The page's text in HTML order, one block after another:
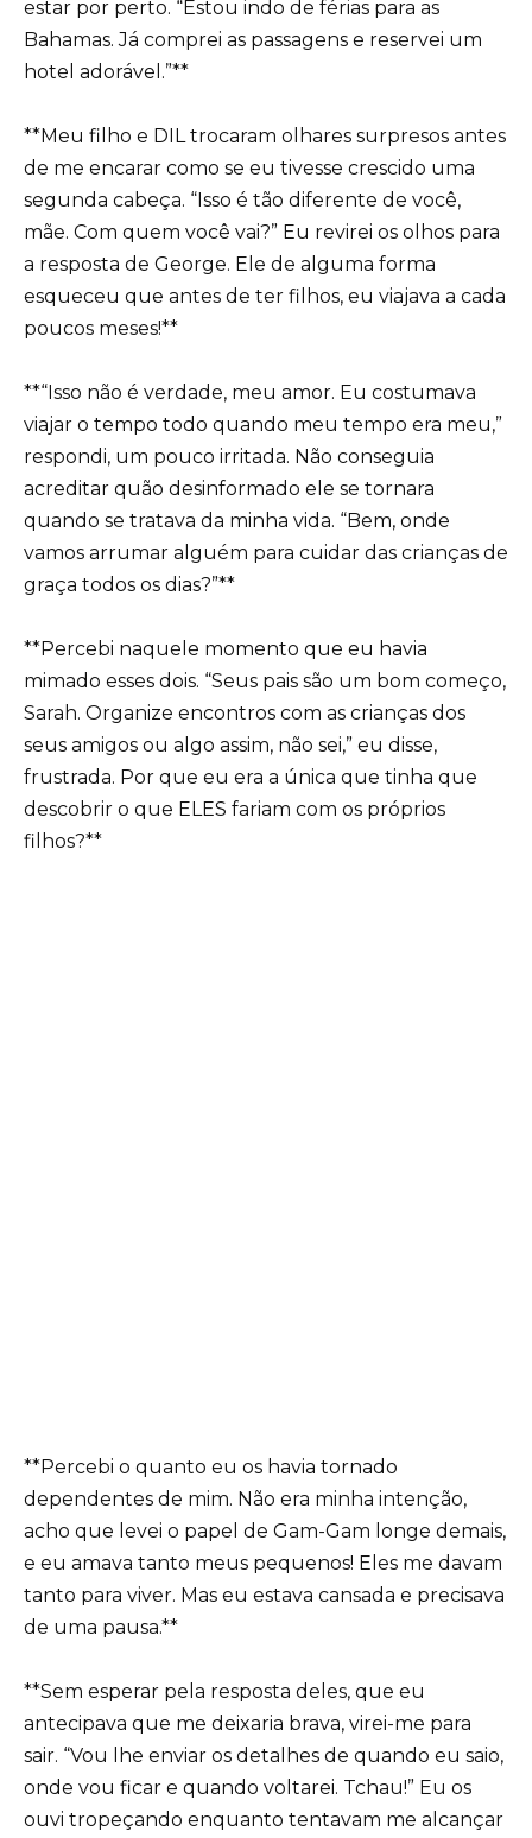
estar por perto. “Estou indo de férias para as
Bahamas. Já comprei as passagens e reservei um
hotel adorável.”**
**Meu filho e DIL trocaram olhares surpresos antes
de me encarar como se eu tivesse crescido uma
segunda cabeça. “Isso é tão diferente de você,
mãe. Com quem você vai?” Eu revirei os olhos para
a resposta de George. Ele de alguma forma
esqueceu que antes de ter filhos, eu viajava a cada
poucos meses!**
**“Isso não é verdade, meu amor. Eu costumava
viajar o tempo todo quando meu tempo era meu,”
respondi, um pouco irritada. Não conseguia
acreditar quão desinformado ele se tornara
quando se tratava da minha vida. “Bem, onde
vamos arrumar alguém para cuidar das crianças de
graça todos os dias?”**
**Percebi naquele momento que eu havia
mimado esses dois. “Seus pais são um bom começo,
Sarah. Organize encontros com as crianças dos
seus amigos ou algo assim, não sei,” eu disse,
frustrada. Por que eu era a única que tinha que
descobrir o que ELES fariam com os próprios
filhos?**
**Percebi o quanto eu os havia tornado
dependentes de mim. Não era minha intenção,
acho que levei o papel de Gam-Gam longe demais,
e eu amava tanto meus pequenos! Eles me davam
tanto para viver. Mas eu estava cansada e precisava
de uma pausa.**
**Sem esperar pela resposta deles, que eu
antecipava que me deixaria brava, virei-me para
sair. “Vou lhe enviar os detalhes de quando eu saio,
onde vou ficar e quando voltarei. Tchau!” Eu os
ouvi tropeçando enquanto tentavam me alcançar